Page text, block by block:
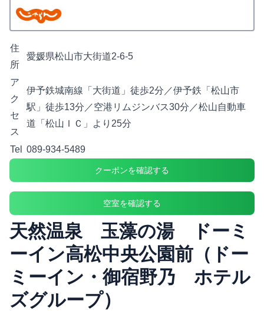
住
所
愛媛県松山市大街道2-6-5
ア
ク
セ
ス
伊予鉄城南線「大街道」徒歩2分／伊予鉄「松山市
駅」徒歩13分／空港リムジンバス30分／松山自動車
道「松山ＩＣ」より25分
Tel 089-934-5489
クーポンを確認する
空室を確認する
天然温泉 玉藻の湯 ドーミ
ーイン高松中央公園前（ドー
ミーイン・御宿野乃 ホテル
ズグループ）